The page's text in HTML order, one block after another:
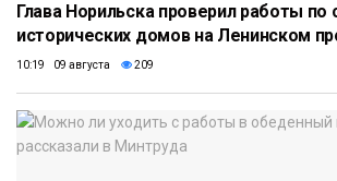
Глава Норильска проверил работы по
исторических домов на Ленинском
10:19 09 августа 209